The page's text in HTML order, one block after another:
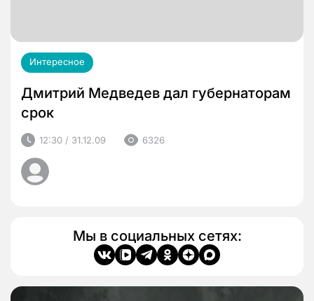
Интересное
Дмитрий Медведев дал губернаторам
срок
12:30 / 31.12.09 6326
Мы в социальных сетях: